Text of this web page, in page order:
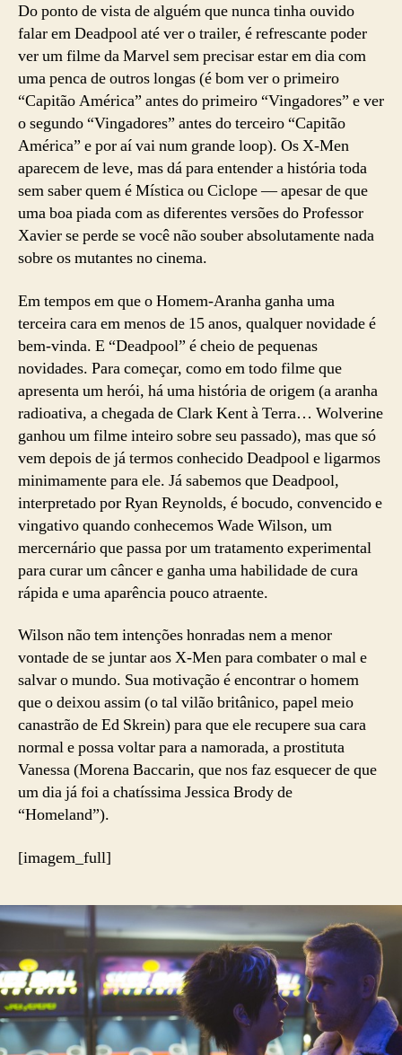
Do ponto de vista de alguém que nunca tinha ouvido
falar em Deadpool até ver o trailer, é refrescante poder
ver um filme da Marvel sem precisar estar em dia com
uma penca de outros longas (é bom ver o primeiro
“Capitão América” antes do primeiro “Vingadores” e ver
o segundo “Vingadores” antes do terceiro “Capitão
América” e por aí vai num grande loop). Os X-Men
aparecem de leve, mas dá para entender a história toda
sem saber quem é Mística ou Ciclope — apesar de que
uma boa piada com as diferentes versões do Professor
Xavier se perde se você não souber absolutamente nada
sobre os mutantes no cinema.
Em tempos em que o Homem-Aranha ganha uma
terceira cara em menos de 15 anos, qualquer novidade é
bem-vinda. E “Deadpool” é cheio de pequenas
novidades. Para começar, como em todo filme que
apresenta um herói, há uma história de origem (a aranha
radioativa, a chegada de Clark Kent à Terra… Wolverine
ganhou um filme inteiro sobre seu passado), mas que só
vem depois de já termos conhecido Deadpool e ligarmos
minimamente para ele. Já sabemos que Deadpool,
interpretado por Ryan Reynolds, é bocudo, convencido e
vingativo quando conhecemos Wade Wilson, um
mercernário que passa por um tratamento experimental
para curar um câncer e ganha uma habilidade de cura
rápida e uma aparência pouco atraente.
Wilson não tem intenções honradas nem a menor
vontade de se juntar aos X-Men para combater o mal e
salvar o mundo. Sua motivação é encontrar o homem
que o deixou assim (o tal vilão britânico, papel meio
canastrão de Ed Skrein) para que ele recupere sua cara
normal e possa voltar para a namorada, a prostituta
Vanessa (Morena Baccarin, que nos faz esquecer de que
um dia já foi a chatíssima Jessica Brody de
“Homeland”).
[imagem_full]